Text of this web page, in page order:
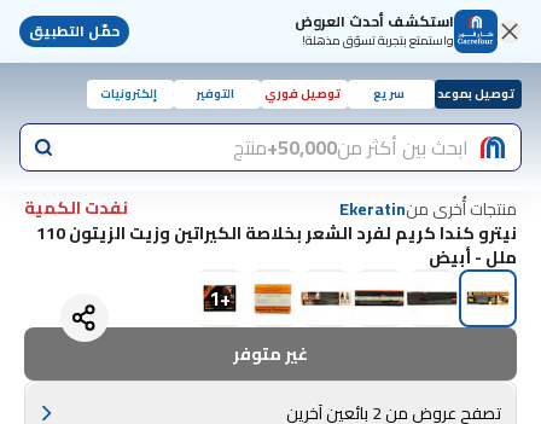
استكشف أحدث العروض
واستمتع بتجربة تسوّق مذهلة! حمّل التطبيق
توصيل بموعد سريع توصيل فوري التوفير إلكترونيات
ابحث بين أكثر من50,000+ منتج
منتجات أُخرى منEkeratin
نفدت الكمية
نيترو كندا كريم لفرد الشعر بخلاصة الكيراتين وزيت الزيتون 110
ملل - أبيض
+
1
غير متوفر
تصفح عروض من 2 بائعين آخرين